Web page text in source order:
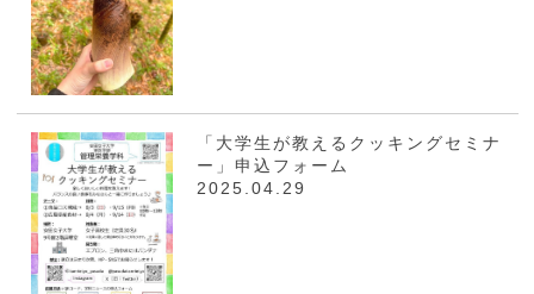
「大学生が教えるクッキングセミナ
ー」申込フォーム
2025.04.29